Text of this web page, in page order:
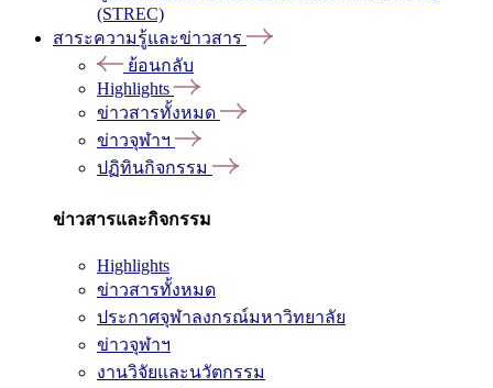
(STREC)
สาระความรู้และข่าวสาร
ย้อนกลับ
Highlights
ข่าวสารทั้งหมด
ข่าวจุฬาฯ
ปฏิทินกิจกรรม
ข่าวสารและกิจกรรม
Highlights
ข่าวสารทั้งหมด
ประกาศจุฬาลงกรณ์มหาวิทยาลัย
ข่าวจุฬาฯ
งานวิจัยและนวัตกรรม